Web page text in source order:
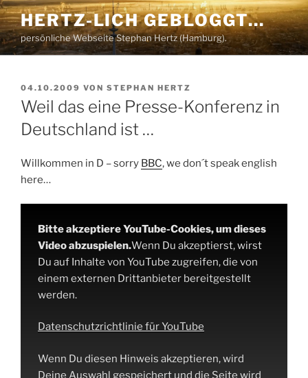
Zum
Inhalt
springen
HERTZ-LICH GEBLOGGT…
persönliche Webseite Stephan Hertz (Hamburg).
VERÖFFENTLICHT
AM
04.10.2009 VON STEPHAN HERTZ
Weil das eine Presse-Konferenz in
Deutschland ist …
Willkommen in D – sorry BBC, we don´t speak english
here…
Bitte akzeptiere YouTube-Cookies, um dieses
Video abzuspielen.Wenn Du akzeptierst, wirst
Du auf Inhalte von YouTube zugreifen, die von
einem externen Drittanbieter bereitgestellt
werden.
Datenschutzrichtlinie für YouTube
Wenn Du diesen Hinweis akzeptieren, wird
Deine Auswahl gespeichert und die Seite wird